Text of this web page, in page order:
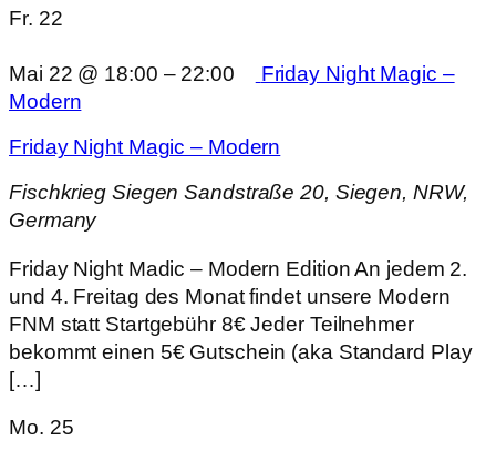
Fr. 22
Mai 22 @ 18:00 – 22:00
Friday Night Magic –
Modern
Friday Night Magic – Modern
Fischkrieg SiegenSandstraße 20, Siegen, NRW,
Germany
Friday Night Madic – Modern Edition An jedem 2.
und 4. Freitag des Monat findet unsere Modern
FNM statt Startgebühr 8€ Jeder Teilnehmer
bekommt einen 5€ Gutschein (aka Standard Play
[…]
Mo. 25